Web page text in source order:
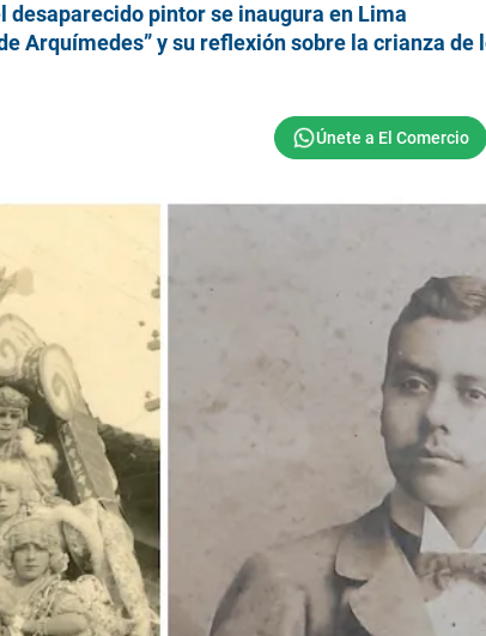
desaparecido pintor se inaugura en Lima
Arquímedes” y su reflexión sobre la crianza de